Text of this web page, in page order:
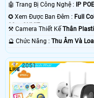
🤖️ Trang Bị Công Nghệ : IP
✪ Xem Được Ban Đêm : Full
30m ONVIF.
⚒ Camera Thiết KếThân
️🔮 Chức Năng : Thu Âm Và
2051